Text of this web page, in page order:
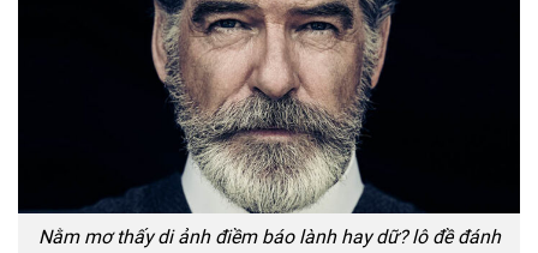
Nằm mơ thấy di ảnh điềm báo lành hay dữ? lô đề đánh